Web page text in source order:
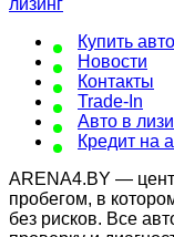
Купить авто
Новости
Контакты
Trade-In
Авто в
Кредит на
ARENA4.BY —
пробегом, в
без рисков. Все